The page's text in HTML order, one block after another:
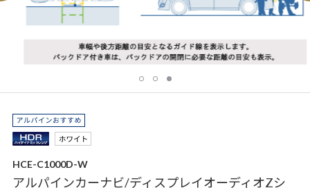
HCE-C1000D-W
アルパインカーナビ/ディスプレイオーディオZシ